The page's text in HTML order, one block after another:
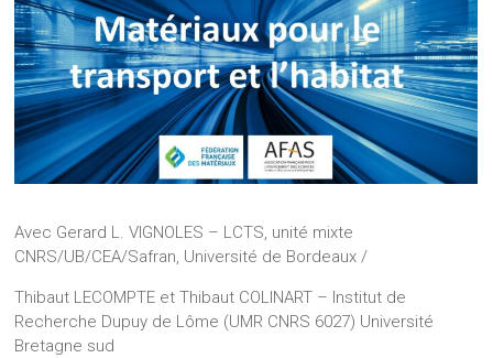
Avec Gerard L. VIGNOLES – LCTS, unité mixte
CNRS/UB/CEA/Safran, Université de Bordeaux /
Thibaut LECOMPTE et Thibaut COLINART – Institut de
Recherche Dupuy de Lôme (UMR CNRS 6027) Université
Bretagne sud